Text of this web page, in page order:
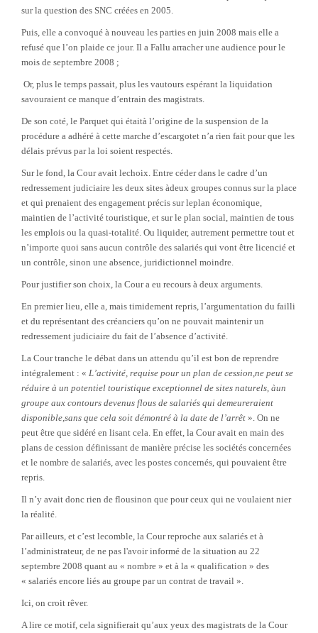
sur la question des SNC créées en 2005.
Puis, elle a convoqué à nouveau les parties en juin 2008 mais elle a
refusé que l’on plaide ce jour. Il a Fallu arracher une audience pour le
mois de septembre 2008 ;
Or, plus le temps passait, plus les vautours espérant la liquidation
savouraient ce manque d’entrain des magistrats.
De son coté, le Parquet qui étaità l’origine de la suspension de la
procédure a adhéré à cette marche d’escargotet n’a rien fait pour que les
délais prévus par la loi soient respectés.
Sur le fond, la Cour avait lechoix. Entre céder dans le cadre d’un
redressement judiciaire les deux sites àdeux groupes connus sur la place
et qui prenaient des engagement précis sur leplan économique,
maintien de l’activité touristique, et sur le plan social, maintien de tous
les emplois ou la quasi-totalité. Ou liquider, autrement permettre tout et
n’importe quoi sans aucun contrôle des salariés qui vont être licencié et
un contrôle, sinon une absence, juridictionnel moindre.
Pour justifier son choix, la Cour a eu recours à deux arguments.
En premier lieu, elle a, mais timidement repris, l’argumentation du failli
et du représentant des créanciers qu’on ne pouvait maintenir un
redressement judiciaire du fait de l’absence d’activité.
La Cour tranche le débat dans un attendu qu’il est bon de reprendre
intégralement : « L’activité, requise pour un plan de cession,ne peut se
réduire à un potentiel touristique exceptionnel de sites naturels, àun
groupe aux contours devenus flous de salariés qui demeureraient
disponible,sans que cela soit démontré à la date de l’arrêt ». On ne
peut être que sidéré en lisant cela. En effet, la Cour avait en main des
plans de cession définissant de manière précise les sociétés concernées
et le nombre de salariés, avec les postes concernés, qui pouvaient être
repris.
Il n’y avait donc rien de flousinon que pour ceux qui ne voulaient nier
la réalité.
Par ailleurs, et c’est lecomble, la Cour reproche aux salariés et à
l’administrateur, de ne pas l'avoir informé de la situation au 22
septembre 2008 quant au « nombre » et à la « qualification » des
« salariés encore liés au groupe par un contrat de travail ».
Ici, on croit rêver.
A lire ce motif, cela signifierait qu’aux yeux des magistrats de la Cour